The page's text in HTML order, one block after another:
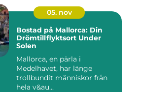
05. nov
Bostad på Mallorca: Din
Drömtillflyktsort Under
Solen
Mallorca, en pärla i
Medelhavet, har länge
trollbundit människor från
hela v&au...